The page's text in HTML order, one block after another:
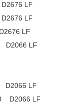
LF
LF
LF
D2066 LF
D2066 LF
D2066 LF